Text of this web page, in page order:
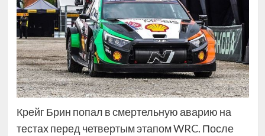
Крейг Брин попал в смертельную аварию на
тестах перед четвертым этапом WRC. После